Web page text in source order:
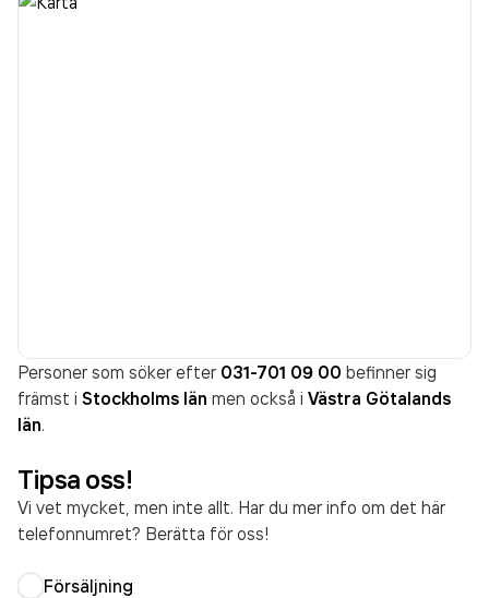
Personer som söker efter 031-701 09 00 befinner sig
främst i Stockholms län men också i Västra Götalands
län.
Tipsa oss!
Vi vet mycket, men inte allt. Har du mer info om det här
telefonnumret? Berätta för oss!
Försäljning